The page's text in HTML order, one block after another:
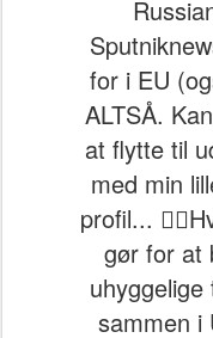
for i EU
ALTSÅ.
at flytte til
med min
profil...
gør for at
sammen i